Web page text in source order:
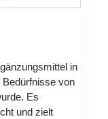
in
von
Es
und zielt